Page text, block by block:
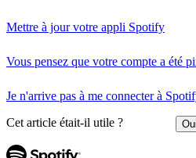
Mettre à jour votre appli Spotify
Vous pensez que votre compte a été
Je n'arrive pas à me connecter à
Cet article était-il utile ? Oui